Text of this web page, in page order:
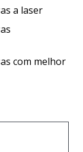
a laser
com melhor